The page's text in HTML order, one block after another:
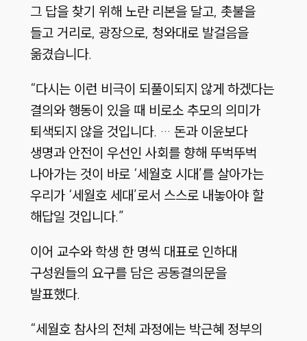
그 답을 찾기 위해 노란 리본을 달고, 촛불을
들고 거리로, 광장으로, 청와대로 발걸음을
옮겼습니다.
“다시는 이런 비극이 되풀이되지 않게 하겠다는
결의와 행동이 있을 때 비로소 추모의 의미가
퇴색되지 않을 것입니다. … 돈과 이윤보다
생명과 안전이 우선인 사회를 향해 뚜벅뚜벅
나아가는 것이 바로 ‘세월호 시대’를 살아가는
우리가 ‘세월호 세대’로서 스스로 내놓아야 할
해답일 것입니다.”
이어 교수와 학생 한 명씩 대표로 인하대
구성원들의 요구를 담은 공동결의문을
발표했다.
“세월호 참사의 전체 과정에는 박근혜 정부의